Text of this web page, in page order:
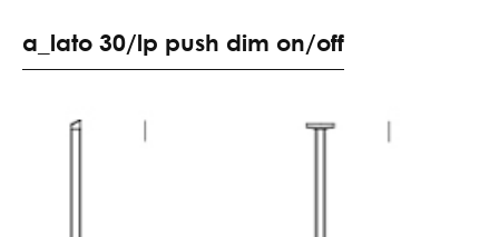
a lato 30/lp push dim on/off